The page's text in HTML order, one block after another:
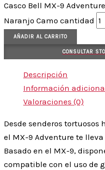
Casco Bell MX-9
Naranjo Camo cantidad
AÑADIR AL CARRITO
CONSULTAR
Descripción
Información
Valoraciones (0)
Desde senderos
el MX-9 Adventure te
Basado en el MX-9,
compatible con el uso de